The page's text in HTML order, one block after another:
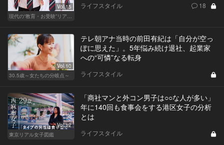
Vol.15
現代の“教育・お受験”リアルドキュメント
ライフスタイル 18
Vol.10
30.5歳～女たちの分岐点～
テレ朝アナ当時の前田有紀は「自分が空っ
ぽに思えた」。5年悩み続け退社、起業家
への“可憐”なる転身
ライフスタイル
Vol.12
東京リアル女子図鑑
「商社マンと外コン男子は○○な人が多い」
年に140回も食事会をする港区女子の分析
とは
ライフスタイル